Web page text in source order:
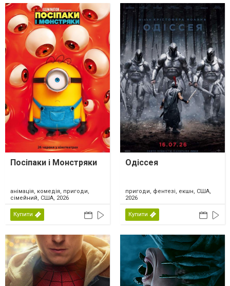
Посіпаки і Монстряки
анімація, комедія, пригоди,
сімейний, США, 2026
Купити
Одіссея
пригоди, фентезі, екшн, США,
2026
Купити